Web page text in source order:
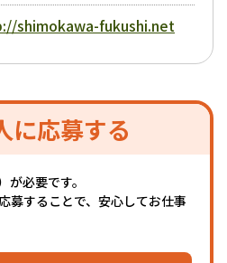
に応募する
必要です。
募することで、安心してお仕事
shimokawa-fukushi.net